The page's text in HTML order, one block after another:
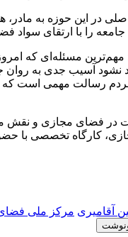
در این حوزه به
را با ارتقای سواد
مسئله‌ای که
نشود آسیب جدی به
رسالت مهمی است که
در فضای مجازی و نقش
کارگاه تخصصی با
آقامیری مرکز ملی